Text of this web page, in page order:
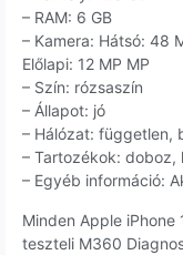
– RAM: 6 GB
– Kamera: Hátsó: 48
Előlapi: 12 MP MP
– Szín: rózsaszín
– Állapot: jó
– Hálózat: független,
– Tartozékok: doboz,
– Egyéb információ:
Minden Apple
teszteli M360